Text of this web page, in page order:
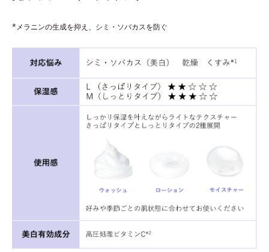
*メラニンの生成を抑え、シミ・ソバカスを防ぐ